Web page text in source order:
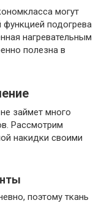
могут
функцией подогрева
нагревательным
полезна в
займет много
Рассмотрим
накидки своими
поэтому ткань